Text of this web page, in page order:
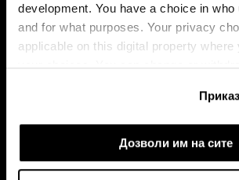
development. You have a choice in
and for what purposes. Your privacy
applicable on this digital property where
your choices. You can change or
If you allow, we would also like to:
Collect information about your
Дозволи им на сите
Бизнис
Videos
Распоред
Настани на